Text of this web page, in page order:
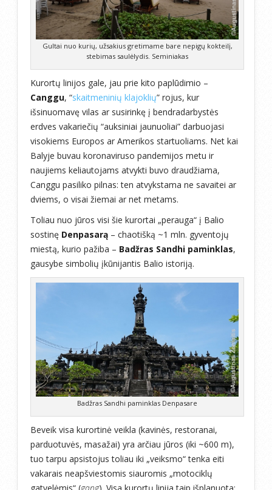
Gultai nuo kurių, užsakius gretimame bare nepigų kokteilį,
stebimas saulėlydis. Seminiakas
Kurortų linijos gale, jau prie kito paplūdimio –
Canggu, “skaitmeninių klajoklių” rojus, kur
išsinuomavę vilas ar susirinkę į bendradarbystės
erdves vakariečių “auksiniai jaunuoliai” darbuojasi
visokiems Europos ar Amerikos startuoliams. Net kai
Balyje buvau koronaviruso pandemijos metu ir
naujiems keliautojams atvykti buvo draudžiama,
Canggu pasiliko pilnas: ten atvykstama ne savaitei ar
dviems, o visai žiemai ar net metams.
Toliau nuo jūros visi šie kurortai „perauga“ į Balio
sostinę Denpasarą – chaotišką ~1 mln. gyventojų
miestą, kurio pažiba – Badžras Sandhi paminklas,
gausybe simbolių įkūnijantis Balio istoriją.
Badžras Sandhi paminklas Denpasare
Beveik visa kurortinė veikla (kavinės, restoranai,
parduotuvės, masažai) yra arčiau jūros (iki ~600 m),
tuo tarpu apsistojus toliau iki „veiksmo“ tenka eiti
vakarais neapšviestomis siauromis „motociklų
gatvelėmis“ (gang). Visa kurortų linija taip išplanuota: